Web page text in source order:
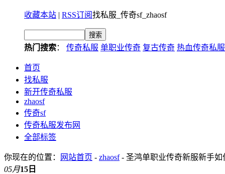
收藏本站 | RSS订阅找私服_传奇sf_zhaosf
热门搜索： 传奇私服 单职业传奇 复古传奇 热血传奇私服
首页
找私服
新开传奇私服
zhaosf
传奇sf
传奇私服发布网
全部标签
你现在的位置： 网站首页 - zhaosf- 圣鸿单职业传奇新服新手如
05月15日